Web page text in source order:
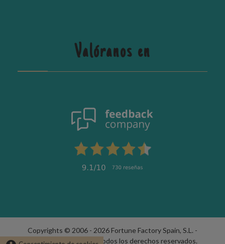
Valóranos en
Copyrights © 2006 - 2026 Fortune Factory Spain, S.L. -
fabricadelasuerte.es | Todos los derechos reservados.